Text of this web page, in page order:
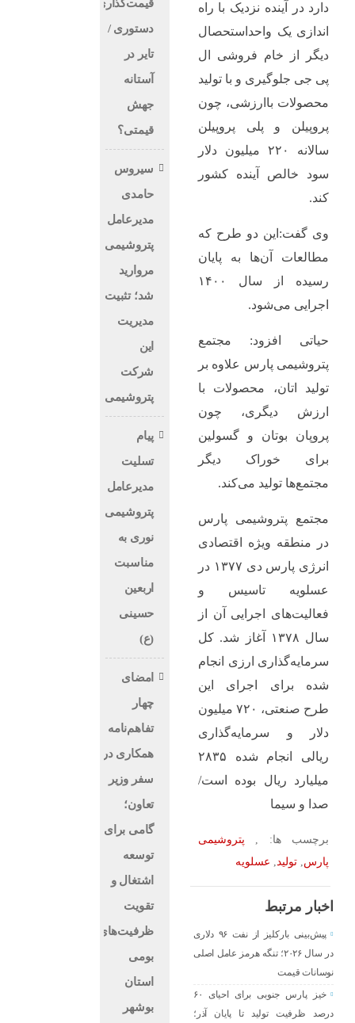
دارد در آینده نزدیک با راه
اندازی یک واحداستحصال
دیگر از خام فروشی ال
پی جی جلوگیری و با تولید
محصولات باارزشی، چون
پروپیلن و پلی پروپیلن
سالانه ۲۲۰ میلیون دلار
سود خالص آینده کشور
کند.
وی گفت:این دو طرح که
مطالعات آن‌ها به پایان
رسیده از سال ۱۴۰۰
اجرایی می‌شود.
حیاتی افزود: مجتمع
پتروشیمی پارس علاوه بر
تولید اتان، محصولات با
ارزش دیگری، چون
پروپان بوتان و گسولین
برای خوراک دیگر
مجتمع‌ها تولید می‌کند.
مجتمع پتروشیمی پارس
در منطقه ویژه اقتصادی
انرژی پارس دی ۱۳۷۷ در
عسلویه تاسیس و
فعالیت‌های اجرایی آن از
سال ۱۳۷۸ آغاز شد. کل
سرمایه‌گذاری ارزی انجام
شده برای اجرای این
طرح صنعتی، ۷۲۰ میلیون
دلار و سرمایه‌گذاری
ریالی انجام شده ۲۸۳۵
میلیارد ریال بوده است/
صدا و سیما
برچسب ها: , پتروشیمی
پارس, تولید, عسلویه
اخبار مرتبط
پیش‌بینی بارکلیز از نفت ۹۶ دلاری
در سال ۲۰۲۶؛ تنگه هرمز عامل اصلی
نوسانات قیمت
خیز پارس جنوبی برای احیای ۶۰
درصد ظرفیت تولید تا پایان آذر؛
قیمت‌گذاری
دستوری /
تایر در
آستانه
جهش
قیمتی؟
سیروس
حامدی
مدیرعامل
پتروشیمی
مروارید
شد؛ تثبیت
مدیریت
این
شرکت
پتروشیمی
پیام
تسلیت
مدیرعامل
پتروشیمی
نوری به
مناسبت
اربعین
حسینی
(ع)
امضای
چهار
تفاهم‌نامه
همکاری در
سفر وزیر
تعاون؛
گامی برای
توسعه
اشتغال و
تقویت
ظرفیت‌های
بومی
استان
بوشهر